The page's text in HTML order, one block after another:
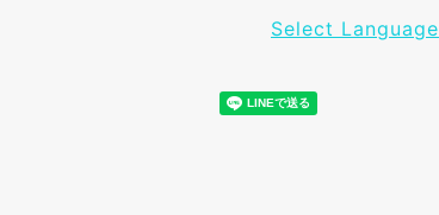
Select Language